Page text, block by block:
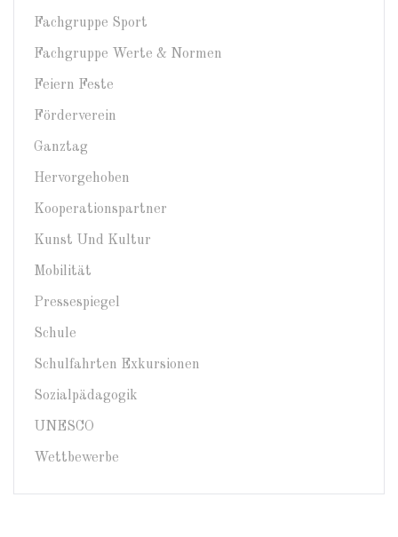
Fachgruppe Sport
Fachgruppe Werte & Normen
Feiern Feste
Förderverein
Ganztag
Hervorgehoben
Kooperationspartner
Kunst Und Kultur
Mobilität
Pressespiegel
Schule
Schulfahrten Exkursionen
Sozialpädagogik
UNESCO
Wettbewerbe